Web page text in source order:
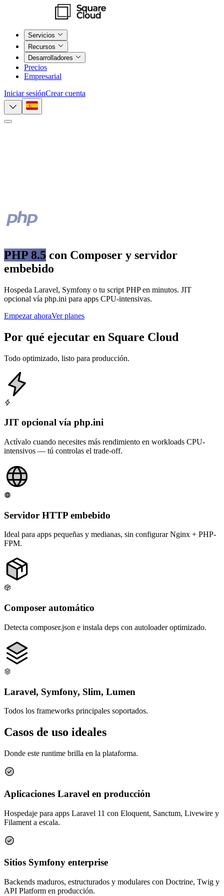
Servicios
Recursos
Desarrolladores
Precios
Empresarial
Iniciar sesiónCrear cuenta
PHP 8.5 con Composer y servidor
embebido
Hospeda Laravel, Symfony o tu script PHP en minutos. JIT
opcional vía php.ini para apps CPU-intensivas.
Empezar ahoraVer planes
Por qué ejecutar en Square Cloud
Todo optimizado, listo para producción.
JIT opcional vía php.ini
Actívalo cuando necesites más rendimiento en workloads CPU-
intensivos — tú controlas el trade-off.
Servidor HTTP embebido
Ideal para apps pequeñas y medianas, sin configurar Nginx + PHP-
FPM.
Composer automático
Detecta composer.json e instala deps con autoloader optimizado.
Laravel, Symfony, Slim, Lumen
Todos los frameworks principales soportados.
Casos de uso ideales
Donde este runtime brilla en la plataforma.
Aplicaciones Laravel en producción
Hospedaje para apps Laravel 11 con Eloquent, Sanctum, Livewire y
Filament a escala.
Sitios Symfony enterprise
Backends maduros, estructurados y modulares con Doctrine, Twig y
API Platform en producción.